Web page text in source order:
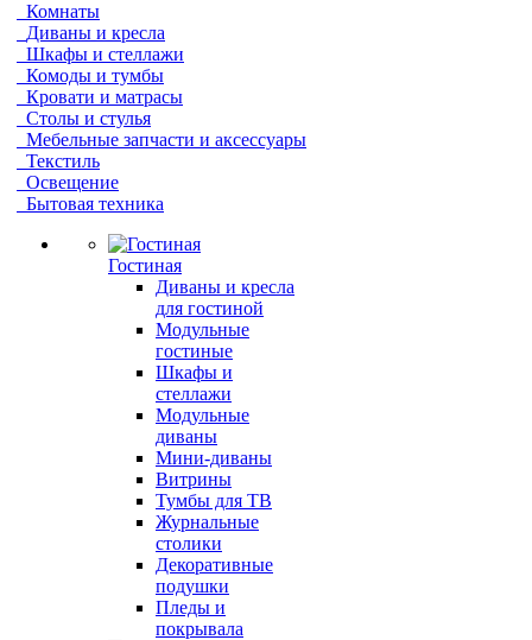
Комнаты
Диваны и кресла
Шкафы и стеллажи
Комоды и тумбы
Кровати и матрасы
Столы и стулья
Мебельные запчасти и аксессуары
Текстиль
Освещение
Бытовая техника
Гостиная
Диваны и кресла
для гостиной
Модульные
гостиные
Шкафы и
стеллажи
Модульные
диваны
Мини-диваны
Витрины
Тумбы для ТВ
Журнальные
столики
Декоративные
подушки
Пледы и
покрывала